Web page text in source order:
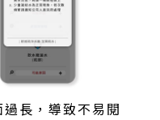
長，導致不易閱